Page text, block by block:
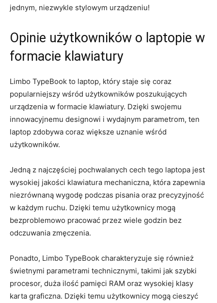
jednym, niezwykle stylowym urządzeniu!
Opinie⁣ użytkowników⁣ o ⁢laptopie w
formacie⁣ klawiatury
Limbo TypeBook to laptop, który staje‌ się ‍coraz
popularniejszy wśród użytkowników poszukujących
urządzenia w formacie ‌klawiatury. Dzięki⁣ swojemu ​
innowacyjnemu designowi i wydajnym parametrom, ten
‍laptop zdobywa coraz ⁤większe uznanie wśród
użytkowników.
Jedną z najczęściej pochwalanych cech tego‍ laptopa‌ jest
wysokiej jakości klawiatura mechaniczna,​ która zapewnia
niezrównaną wygodę podczas ‌pisania oraz​ precyzyjność
w każdym ruchu. Dzięki temu ‍użytkownicy mogą
bezproblemowo pracować przez wiele ‌godzin bez ​
odczuwania zmęczenia.
Ponadto, Limbo TypeBook charakteryzuje się również
świetnymi⁤ parametrami technicznymi, ⁤takimi jak szybki
procesor, duża ilość pamięci RAM ‌oraz wysokiej klasy
karta graficzna. Dzięki temu użytkownicy ‌mogą cieszyć